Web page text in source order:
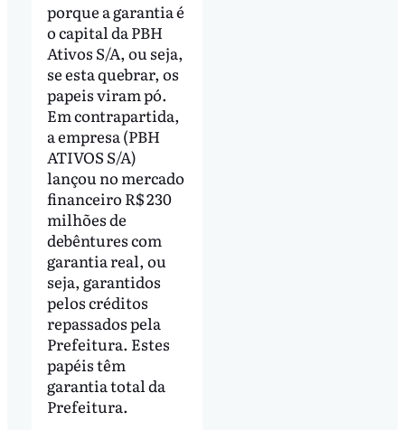
porque a garantia é
o capital da PBH
Ativos S/A, ou seja,
se esta quebrar, os
papeis viram pó.
Em contrapartida,
a empresa (PBH
ATIVOS S/A)
lançou no mercado
financeiro R$ 230
milhões de
debêntures com
garantia real, ou
seja, garantidos
pelos créditos
repassados pela
Prefeitura. Estes
papéis têm
garantia total da
Prefeitura.